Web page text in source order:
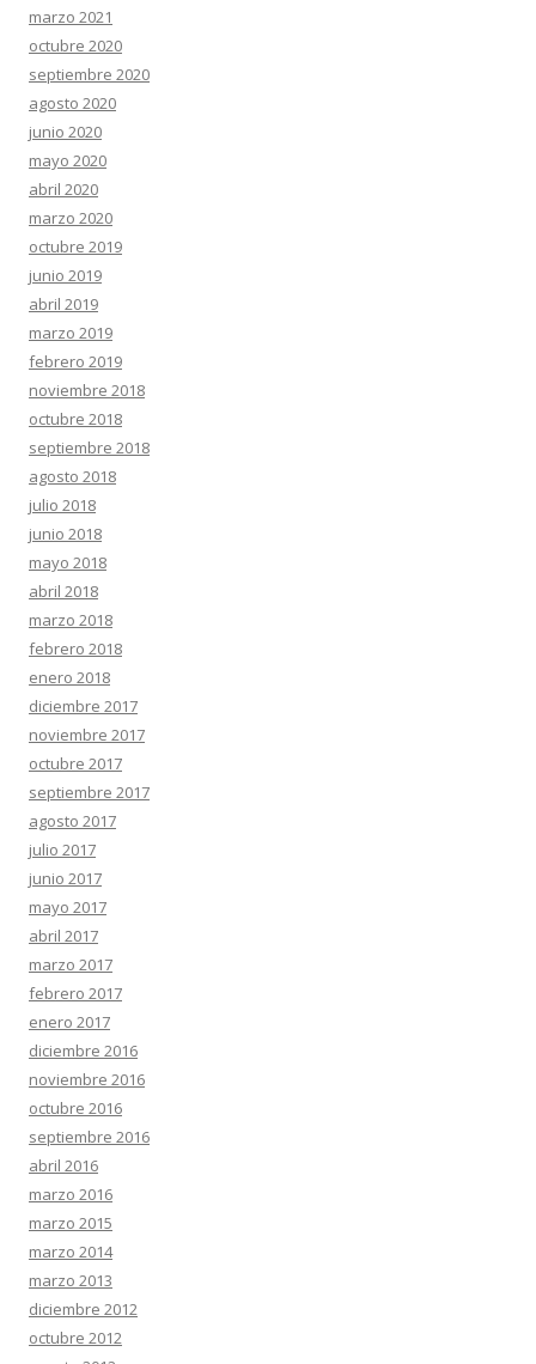
marzo 2021
octubre 2020
septiembre 2020
agosto 2020
junio 2020
mayo 2020
abril 2020
marzo 2020
octubre 2019
junio 2019
abril 2019
marzo 2019
febrero 2019
noviembre 2018
octubre 2018
septiembre 2018
agosto 2018
julio 2018
junio 2018
mayo 2018
abril 2018
marzo 2018
febrero 2018
enero 2018
diciembre 2017
noviembre 2017
octubre 2017
septiembre 2017
agosto 2017
julio 2017
junio 2017
mayo 2017
abril 2017
marzo 2017
febrero 2017
enero 2017
diciembre 2016
noviembre 2016
octubre 2016
septiembre 2016
abril 2016
marzo 2016
marzo 2015
marzo 2014
marzo 2013
diciembre 2012
octubre 2012